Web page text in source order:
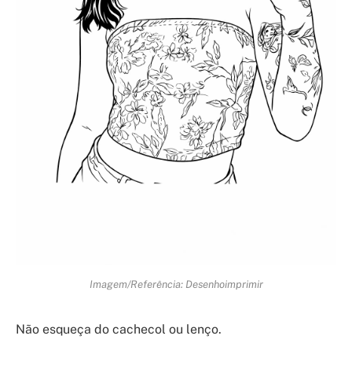
Imagem/Referência: Desenhoimprimir
Não esqueça do cachecol ou lenço.